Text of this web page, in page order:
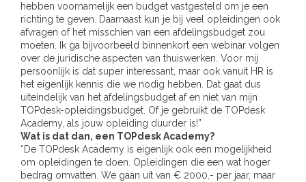
hebben voornamelijk een budget vastgesteld om je een
richting te geven. Daarnaast kun je bij veel opleidingen ook
afvragen of het misschien van een afdelingsbudget zou
moeten. Ik ga bijvoorbeeld binnenkort een webinar volgen
over de juridische aspecten van thuiswerken. Voor mij
persoonlijk is dat super interessant, maar ook vanuit HR is
het eigenlijk kennis die we nodig hebben. Dat gaat dus
uiteindelijk van het afdelingsbudget af en niet van mijn
TOPdesk-opleidingsbudget. Of je gebruikt de TOPdesk
Academy, als jouw opleiding duurder is!”
Wat is dat dan, een TOPdesk Academy?
“De TOPdesk Academy is eigenlijk ook een mogelijkheid
om opleidingen te doen. Opleidingen die een wat hoger
bedrag omvatten. We gaan uit van € 2000,- per jaar, maar